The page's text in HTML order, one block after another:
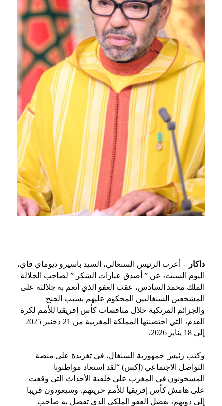
داكار –أعرب الرئيس السنغالي، السيد باسيرو ديوماي فاي،
اليوم السبت، عن ” أصدق عبارات الشكر ” لصاحب الجلالة
الملك محمد السادس، عقب العفو الذي أنعم به جلالته على
المشجعين السنغاليين المحكوم عليهم بسبب الجنح
والجرائم المرتكبة خلال منافسات كأس إفريقيا للأمم لكرة
القدم، التي احتضنتها المملكة المغربية من 21 دجنبر 2025
إلى 18 يناير 2026.
وكتب رئيس جمهورية السنغال، في تغريدة على منصة
التواصل الاجتماعي (إكس) “لقد استعاد مواطنونا
المسجونون في المغرب على خلفية الأحداث التي وقعت
على هامش كأس إفريقيا للأمم حريتهم. وسيعودون قريبا
إلى ذويهم، بفضل العفو الملكي الذي تفضل به صاحب